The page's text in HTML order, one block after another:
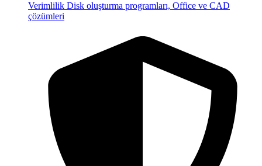
Verimlilik Disk oluşturma programları, Office ve CAD
çözümleri